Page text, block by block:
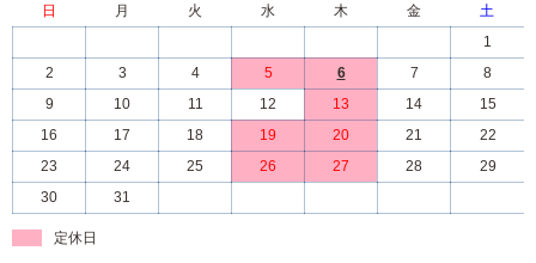
日
月 火 水 木 金
土
1
2
3 4 5 6 7
8
9
10 11 12 13 14
15
16
17 18 19 20 21
22
23
24 25 26 27 28
29
30
31
定休日